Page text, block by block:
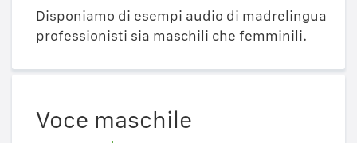
Disponiamo di esempi audio di madrelingua
professionisti sia maschili che femminili.
Voce maschile